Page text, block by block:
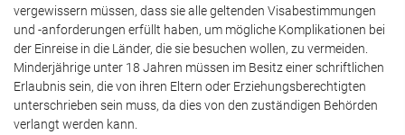
vergewissern müssen, dass sie alle geltenden Visabestimmungen
und -anforderungen erfüllt haben, um mögliche Komplikationen bei
der Einreise in die Länder, die sie besuchen wollen, zu vermeiden.
Minderjährige unter 18 Jahren müssen im Besitz einer schriftlichen
Erlaubnis sein, die von ihren Eltern oder Erziehungsberechtigten
unterschrieben sein muss, da dies von den zuständigen Behörden
verlangt werden kann.